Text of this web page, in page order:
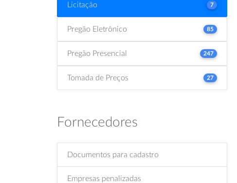
Licitação 7
Pregão Eletrônico 85
Pregão Presencial 247
Tomada de Preços 27
Fornecedores
Documentos para cadastro
Empresas penalizadas